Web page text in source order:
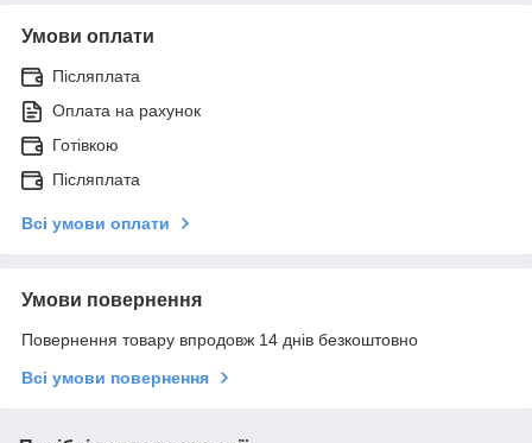
Умови оплати
Післяплата
Оплата на рахунок
Готівкою
Післяплата
Всі умови оплати
Умови повернення
Повернення товару впродовж 14 днів безкоштовно
Всі умови повернення